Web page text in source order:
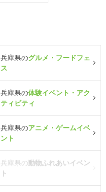
兵庫県のグルメ・フードフェ
ス
兵庫県の体験イベント・アク
ティビティ
兵庫県のアニメ・ゲームイベ
ント
兵庫県の動物ふれあいイベン
ト